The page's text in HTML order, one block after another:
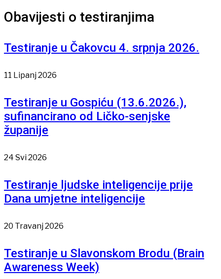
Obavijesti o testiranjima
Testiranje u Čakovcu 4. srpnja 2026.
11 Lipanj 2026
Testiranje u Gospiću (13.6.2026.),
sufinancirano od Ličko-senjske
županije
24 Svi 2026
Testiranje ljudske inteligencije prije
Dana umjetne inteligencije
20 Travanj 2026
Testiranje u Slavonskom Brodu (Brain
Awareness Week)